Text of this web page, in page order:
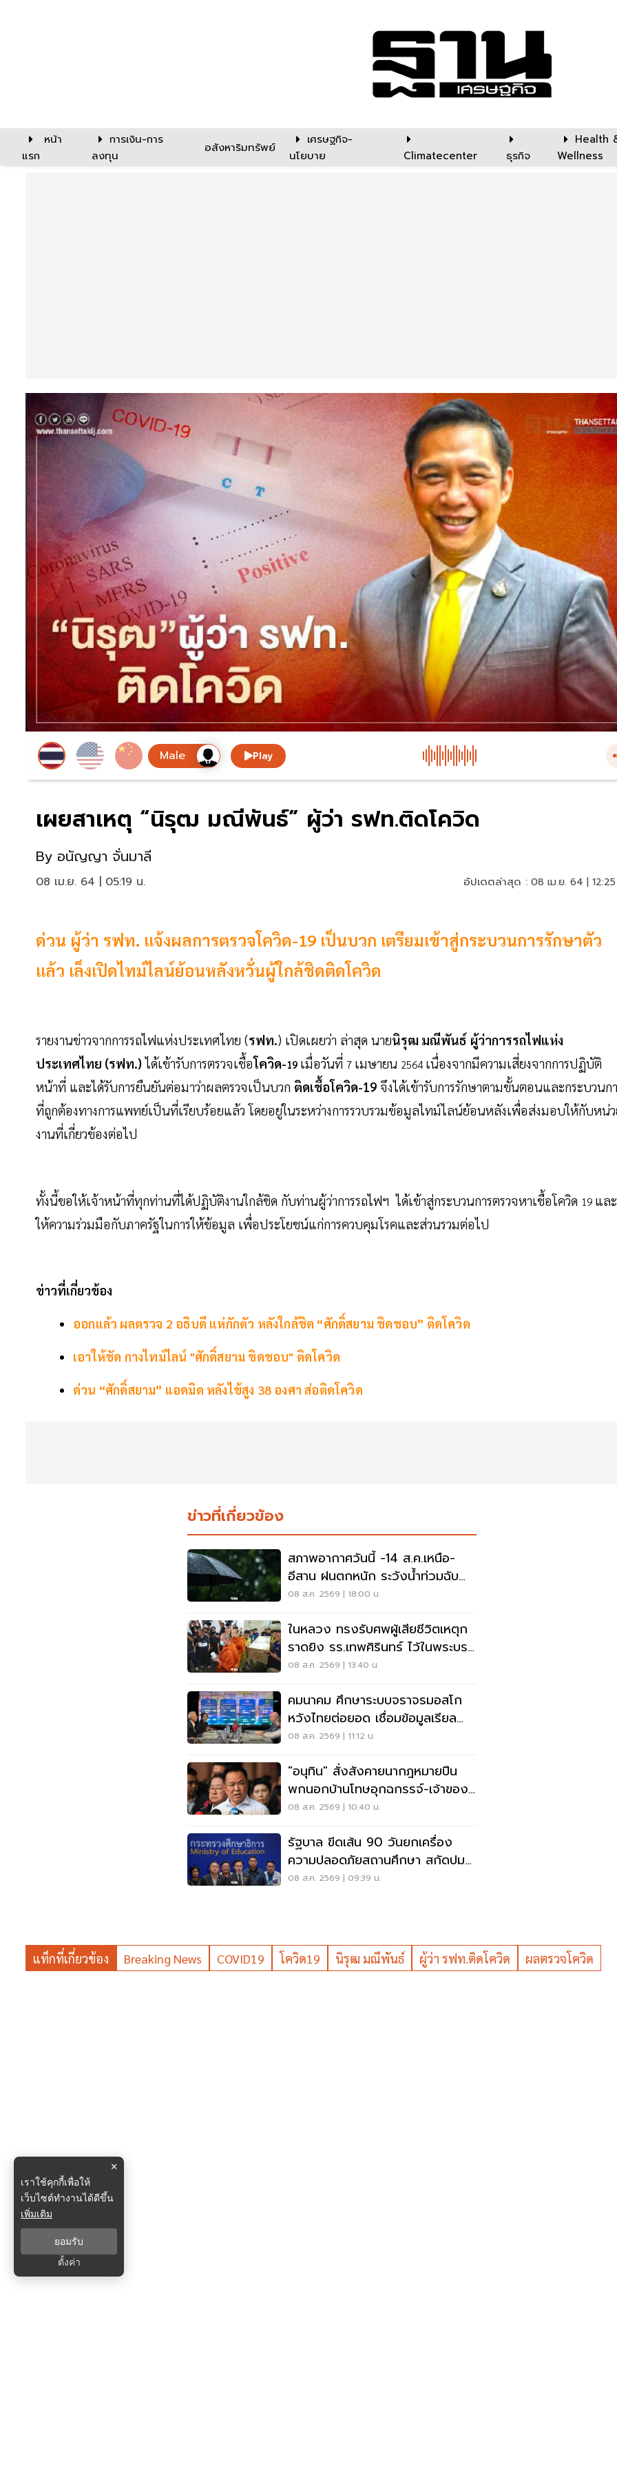
หน้า
แรก
การเงิน-การ
ลงทุน
อสังหาริมทรัพย์
เศรษฐกิจ-
นโยบาย
Climatecenter ธุรกิจ
Health
Wellness
Play
เผยสาเหตุ “นิรุฒ มณีพันธ์” ผู้ว่า รฟท.ติดโควิด
By อนัญญา จั่นมาลี
08 เม.ย. 64 | 05:19 น. อัปเดตล่าสุด : 08 เม.ย. 64 |
ด่วน ผู้ว่า รฟท. แจ้งผลการตรวจโควิด-19 เป็นบวก เตรียมเข้าสู่กระบวนการรักษาตัว
แล้ว เล็งเปิดไทม์ไลน์ย้อนหลังหวั่นผู้ใกล้ชิดติดโควิด
รายงานข่าวจากการรถไฟแห่งประเทศไทย (รฟท.) เปิดเผยว่า ล่าสุด นายนิรุฒ มณีพันธ์ ผู้ว่าการรถไฟแห่ง
ประเทศไทย (รฟท.) ได้เข้ารับการตรวจเชื้อโควิด-19 เมื่อวันที่ 7 เมษายน 2564 เนื่องจากมีความเสี่ยงจากการปฏิบัติ
หน้าที่ และได้รับการยืนยันต่อมาว่าผลตรวจเป็นบวก ติดเชื้อโควิด-19 จึงได้เข้ารับการรักษาตามขั้นตอนและกระบวนก
ที่ถูกต้องทางการแพทย์เป็นที่เรียบร้อยแล้ว โดยอยู่ในระหว่างการรวบรวมข้อมูลไทม์ไลน์ย้อนหลังเพื่อส่งมอบให้กับหน่
งานที่เกี่ยวข้องต่อไป
ทั้งนี้ขอให้เจ้าหน้าที่ทุกท่านที่ได้ปฏิบัติงานใกล้ชิด กับท่านผู้ว่าการรถไฟฯ ได้เข้าสู่กระบวนการตรวจหาเชื้อโควิด 19 และ
ให้ความร่วมมือกับภาครัฐในการให้ข้อมูล เพื่อประโยชน์แก่การควบคุมโรคและส่วนรวมต่อไป
ข่าวที่เกี่ยวข้อง
ออกแล้ว ผลตรวจ 2 อธิบดี แห่กักตัว หลังใกล้ชิด “ศักดิ์สยาม ชิดชอบ” ติดโควิด
เอาให้ชัด กางไทม์ไลน์ "ศักดิ์สยาม ชิดชอบ" ติดโควิด
ด่วน “ศักดิ์สยาม” แอดมิด หลังไข้สูง 38 องศา ส่อติดโควิด
ข่าวที่เกี่ยวข้อง
สภาพอากาศวันนี้ -14 ส.ค.เหนือ-
อีสาน ฝนตกหนัก ระวังน้ำท่วมฉับ
พลัน น้ำป่าไหลหลาก
08 ส.ค. 2569 | 18:00 น.
ในหลวง ทรงรับศพผู้เสียชีวิตเหตุก
ราดยิง รร.เทพศิรินทร์ ไว้ในพระบรม
ราชานุเคราะห์
08 ส.ค. 2569 | 13:40 น.
คมนาคม ศึกษาระบบจราจรมอสโก
หวังไทยต่อยอด เชื่อมข้อมูลเรียล
ไทม์ แก้รถติด
08 ส.ค. 2569 | 11:12 น.
"อนุทิน" สั่งสังคายนากฎหมายปืน
พกนอกบ้านโทษอุกฉกรรจ์-เจ้าของ
โดนหนัก
08 ส.ค. 2569 | 10:40 น.
รัฐบาล ขีดเส้น 90 วันยกเครื่อง
ความปลอดภัยสถานศึกษา สกัดปม
บูลลี่
08 ส.ค. 2569 | 09:39 น.
แท็กที่เกี่ยวข้อง Breaking News COVID19 โควิด19 นิรุฒ มณีพันธ์ ผู้ว่า รฟท.ติดโควิด ผลตรวจโควิด
×
เราใช้คุกกี้เพื่อให้
เว็บไซต์ทำงานได้ดีขึ้น
เพิ่มเติม
ยอมรับ
ตั้งค่า